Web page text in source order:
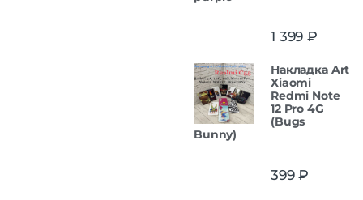
1 399 ₽
Накладка Art
Xiaomi
Redmi Note
12 Pro 4G
(Bugs
Bunny)
399₽